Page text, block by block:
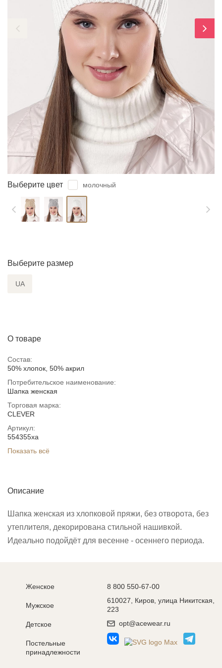
Выберите цвет молочный
Выберите размер
UA
О товаре
Состав:
50% хлопок, 50% акрил
Потребительское наименование:
Шапка женская
Торговая марка:
CLEVER
Артикул:
554355ха
Показать всё
Описание
Шапка женская из хлопковой пряжи, без отворота, без
утеплителя, декорирована стильной нашивкой.
Идеально подойдёт для весенне - осеннего периода.
Женское
Мужское
Детское
Постельные
принадлежности
8 800 550-67-00
610027, Киров, улица Никитская,
223
opt@acewear.ru